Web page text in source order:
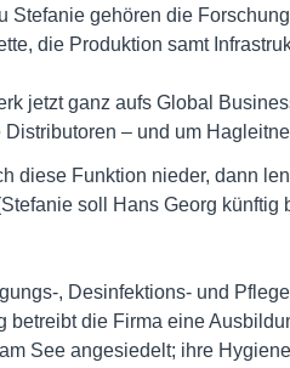
Stefanie gehören die
die Produktion samt
jetzt ganz aufs Global
– und um
diese Funktion nieder, dann
soll Hans Georg künftig
, Desinfektions- und
betreibt die Firma eine
See angesiedelt; ihre